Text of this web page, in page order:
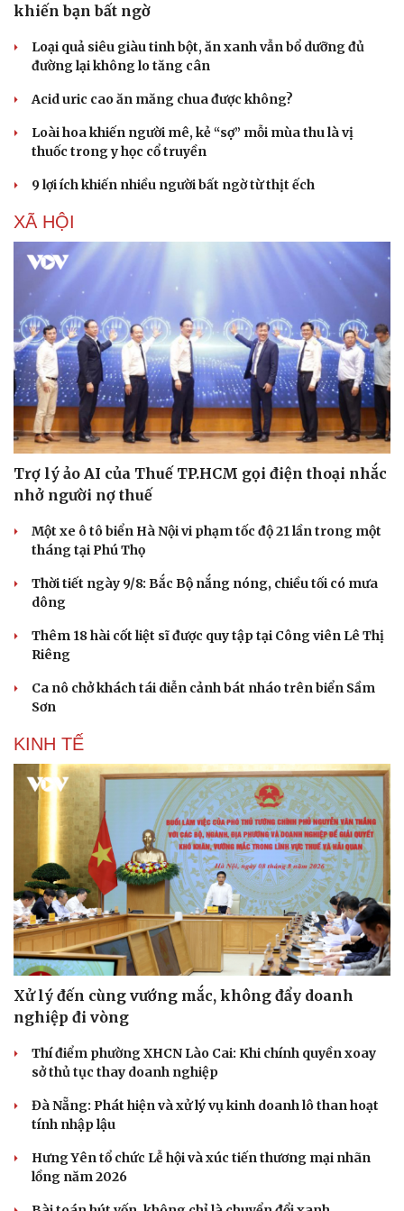
khiến bạn bất ngờ
Loại quả siêu giàu tinh bột, ăn xanh vẫn bổ dưỡng đủ
đường lại không lo tăng cân
Acid uric cao ăn măng chua được không?
Loài hoa khiến người mê, kẻ “sợ” mỗi mùa thu là vị
thuốc trong y học cổ truyền
9 lợi ích khiến nhiều người bất ngờ từ thịt ếch
XÃ HỘI
Trợ lý ảo AI của Thuế TP.HCM gọi điện thoại nhắc
nhở người nợ thuế
Một xe ô tô biển Hà Nội vi phạm tốc độ 21 lần trong một
tháng tại Phú Thọ
Thời tiết ngày 9/8: Bắc Bộ nắng nóng, chiều tối có mưa
dông
Thêm 18 hài cốt liệt sĩ được quy tập tại Công viên Lê Thị
Riêng
Ca nô chở khách tái diễn cảnh bát nháo trên biển Sầm
Sơn
KINH TẾ
Xử lý đến cùng vướng mắc, không đẩy doanh
nghiệp đi vòng
Thí điểm phường XHCN Lào Cai: Khi chính quyền xoay
sở thủ tục thay doanh nghiệp
Đà Nẵng: Phát hiện và xử lý vụ kinh doanh lô than hoạt
tính nhập lậu
Hưng Yên tổ chức Lễ hội và xúc tiến thương mại nhãn
lồng năm 2026